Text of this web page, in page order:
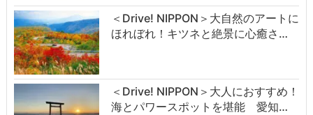
＜Drive! NIPPON＞大自然のアートに
ほれぼれ！キツネと絶景に心癒さ…
＜Drive! NIPPON＞大人におすすめ！
海とパワースポットを堪能 愛知…